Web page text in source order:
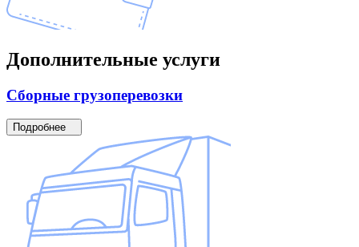
Дополнительные услуги
Сборные грузоперевозки
Подробнее